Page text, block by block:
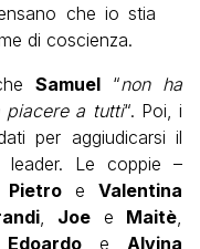
che io stia
di coscienza.
Samuel “non ha
piacere a tutti“. Poi, i
per aggiudicarsi il
Le coppie –
Pietro eValentina
Joe e Maitè
Edoardo e Alvina